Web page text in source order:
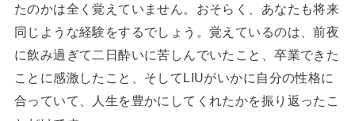
たのかは全く覚えていません。おそらく、あなたも将来
同じような経験をするでしょう。覚えているのは、前夜
に飲み過ぎて二日酔いに苦しんでいたこと、卒業できた
ことに感激したこと、そしてLIUがいかに自分の性格に
合っていて、人生を豊かにしてくれたかを振り返ったこ